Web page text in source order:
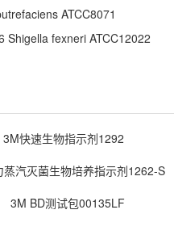
ATCC8071
Shigella fexneri ATCC12022
3M快速生物指示剂1292
蒸汽灭菌生物培养指示剂1262-S
3M BD测试包00135LF